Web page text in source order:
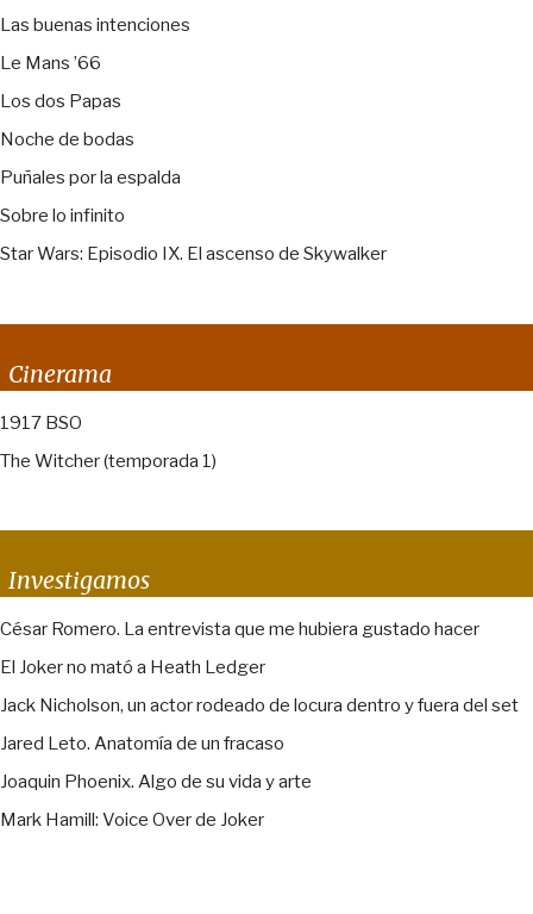
Las buenas intenciones
Le Mans ’66
Los dos Papas
Noche de bodas
Puñales por la espalda
Sobre lo infinito
Star Wars: Episodio IX. El ascenso de Skywalker
Cinerama
1917 BSO
The Witcher (temporada 1)
Investigamos
César Romero. La entrevista que me hubiera gustado hacer
El Joker no mató a Heath Ledger
Jack Nicholson, un actor rodeado de locura dentro y fuera del set
Jared Leto. Anatomía de un fracaso
Joaquin Phoenix. Algo de su vida y arte
Mark Hamill: Voice Over de Joker